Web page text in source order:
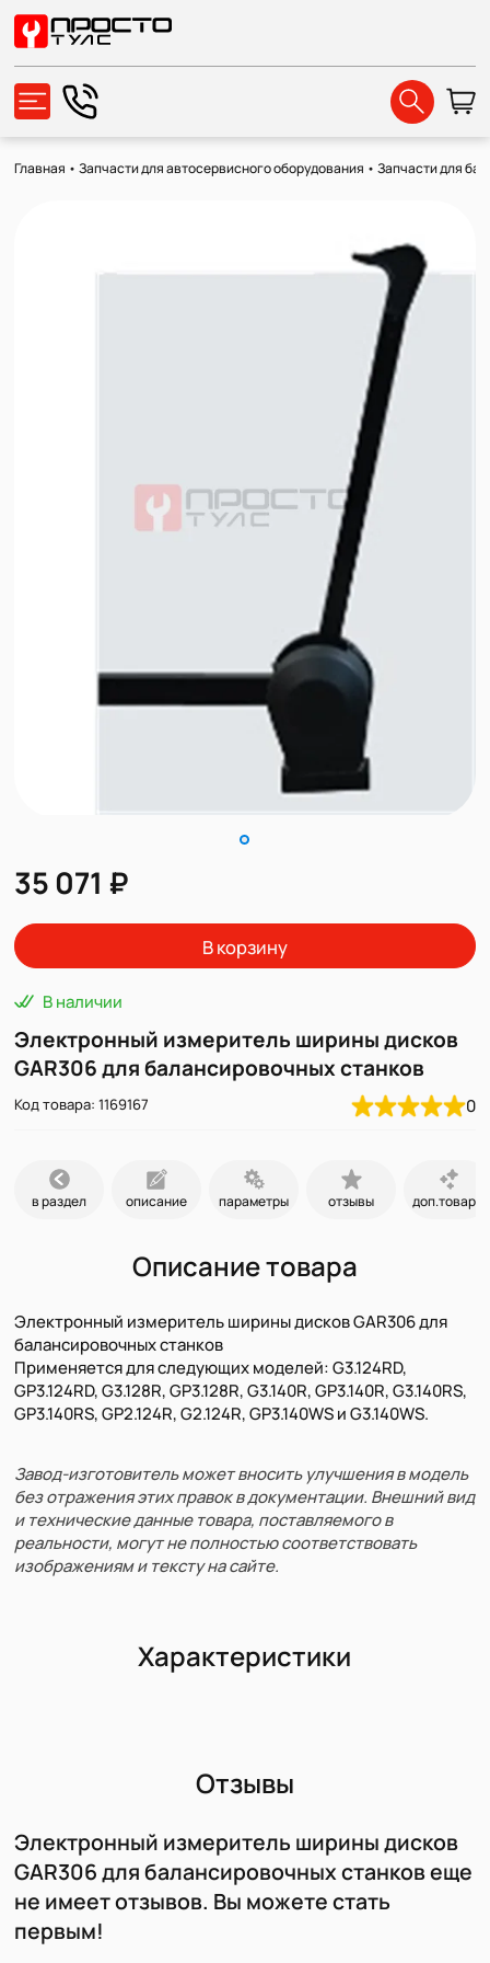
Главная •Запчасти для автосервисного оборудования •Запчасти для
35 071 ₽
В корзину
В наличии
Электронный измеритель ширины дисков
GAR306 для балансировочных станков
Код товара: 1169167 0
в раздел описание параметры отзывы доп.товары
Описание товара
Электронный измеритель ширины дисков GAR306 для
балансировочных станков
Применяется для следующих моделей: G3.124RD,
GP3.124RD, G3.128R, GP3.128R, G3.140R, GP3.140R, G3.140RS,
GP3.140RS, GP2.124R, G2.124R, GP3.140WS и G3.140WS.
Завод-изготовитель может вносить улучшения в модель
без отражения этих правок в документации. Внешний вид
и технические данные товара, поставляемого в
реальности, могут не полностью соответствовать
изображениям и тексту на сайте.
Характеристики
Отзывы
Электронный измеритель ширины дисков
GAR306 для балансировочных станков еще
не имеет отзывов. Вы можете стать
первым!